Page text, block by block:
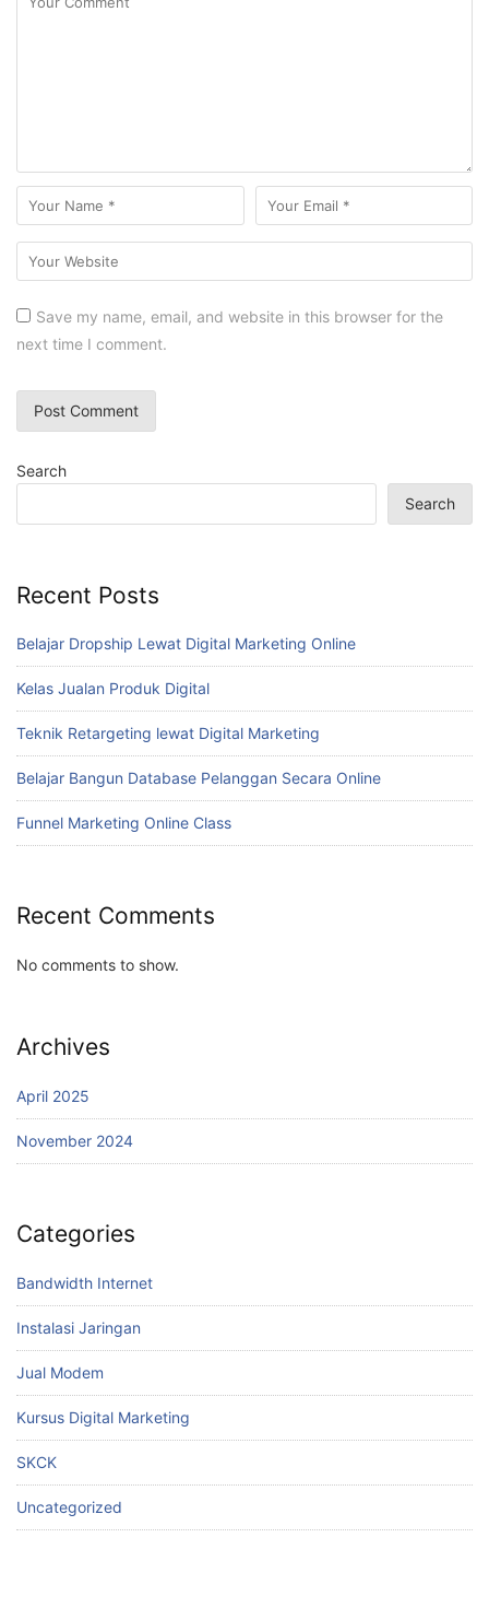
Save my name, email, and website in this browser for the
next time I comment.
Search
Search
Recent Posts
Belajar Dropship Lewat Digital Marketing Online
Kelas Jualan Produk Digital
Teknik Retargeting lewat Digital Marketing
Belajar Bangun Database Pelanggan Secara Online
Funnel Marketing Online Class
Recent Comments
No comments to show.
Archives
April 2025
November 2024
Categories
Bandwidth Internet
Instalasi Jaringan
Jual Modem
Kursus Digital Marketing
SKCK
Uncategorized